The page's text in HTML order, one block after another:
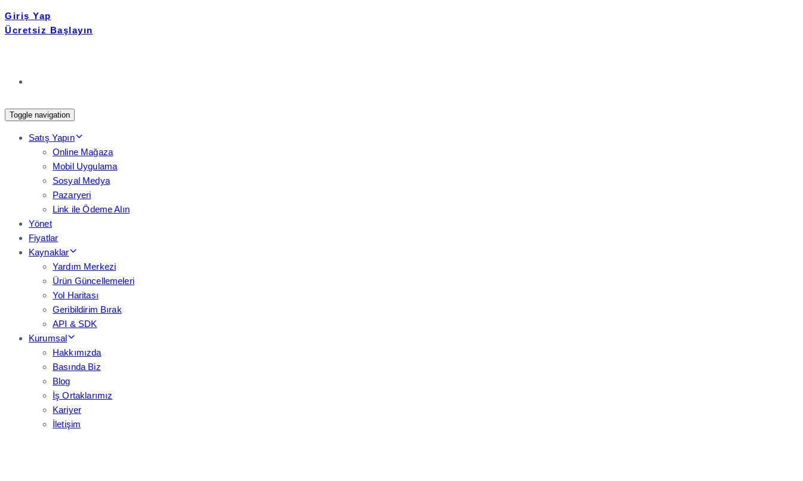
Giriş Yap
Ücretsiz Başlayın
Toggle navigation
Satış Yapın
Online Mağaza
Mobil Uygulama
Sosyal Medya
Pazaryeri
Link ile Ödeme Alın
Yönet
Fiyatlar
Kaynaklar
Yardım Merkezi
Ürün Güncellemeleri
Yol Haritası
Geribildirim Bırak
API & SDK
Kurumsal
Hakkımızda
Basında Biz
Blog
İş Ortaklarımız
Kariyer
İletişim